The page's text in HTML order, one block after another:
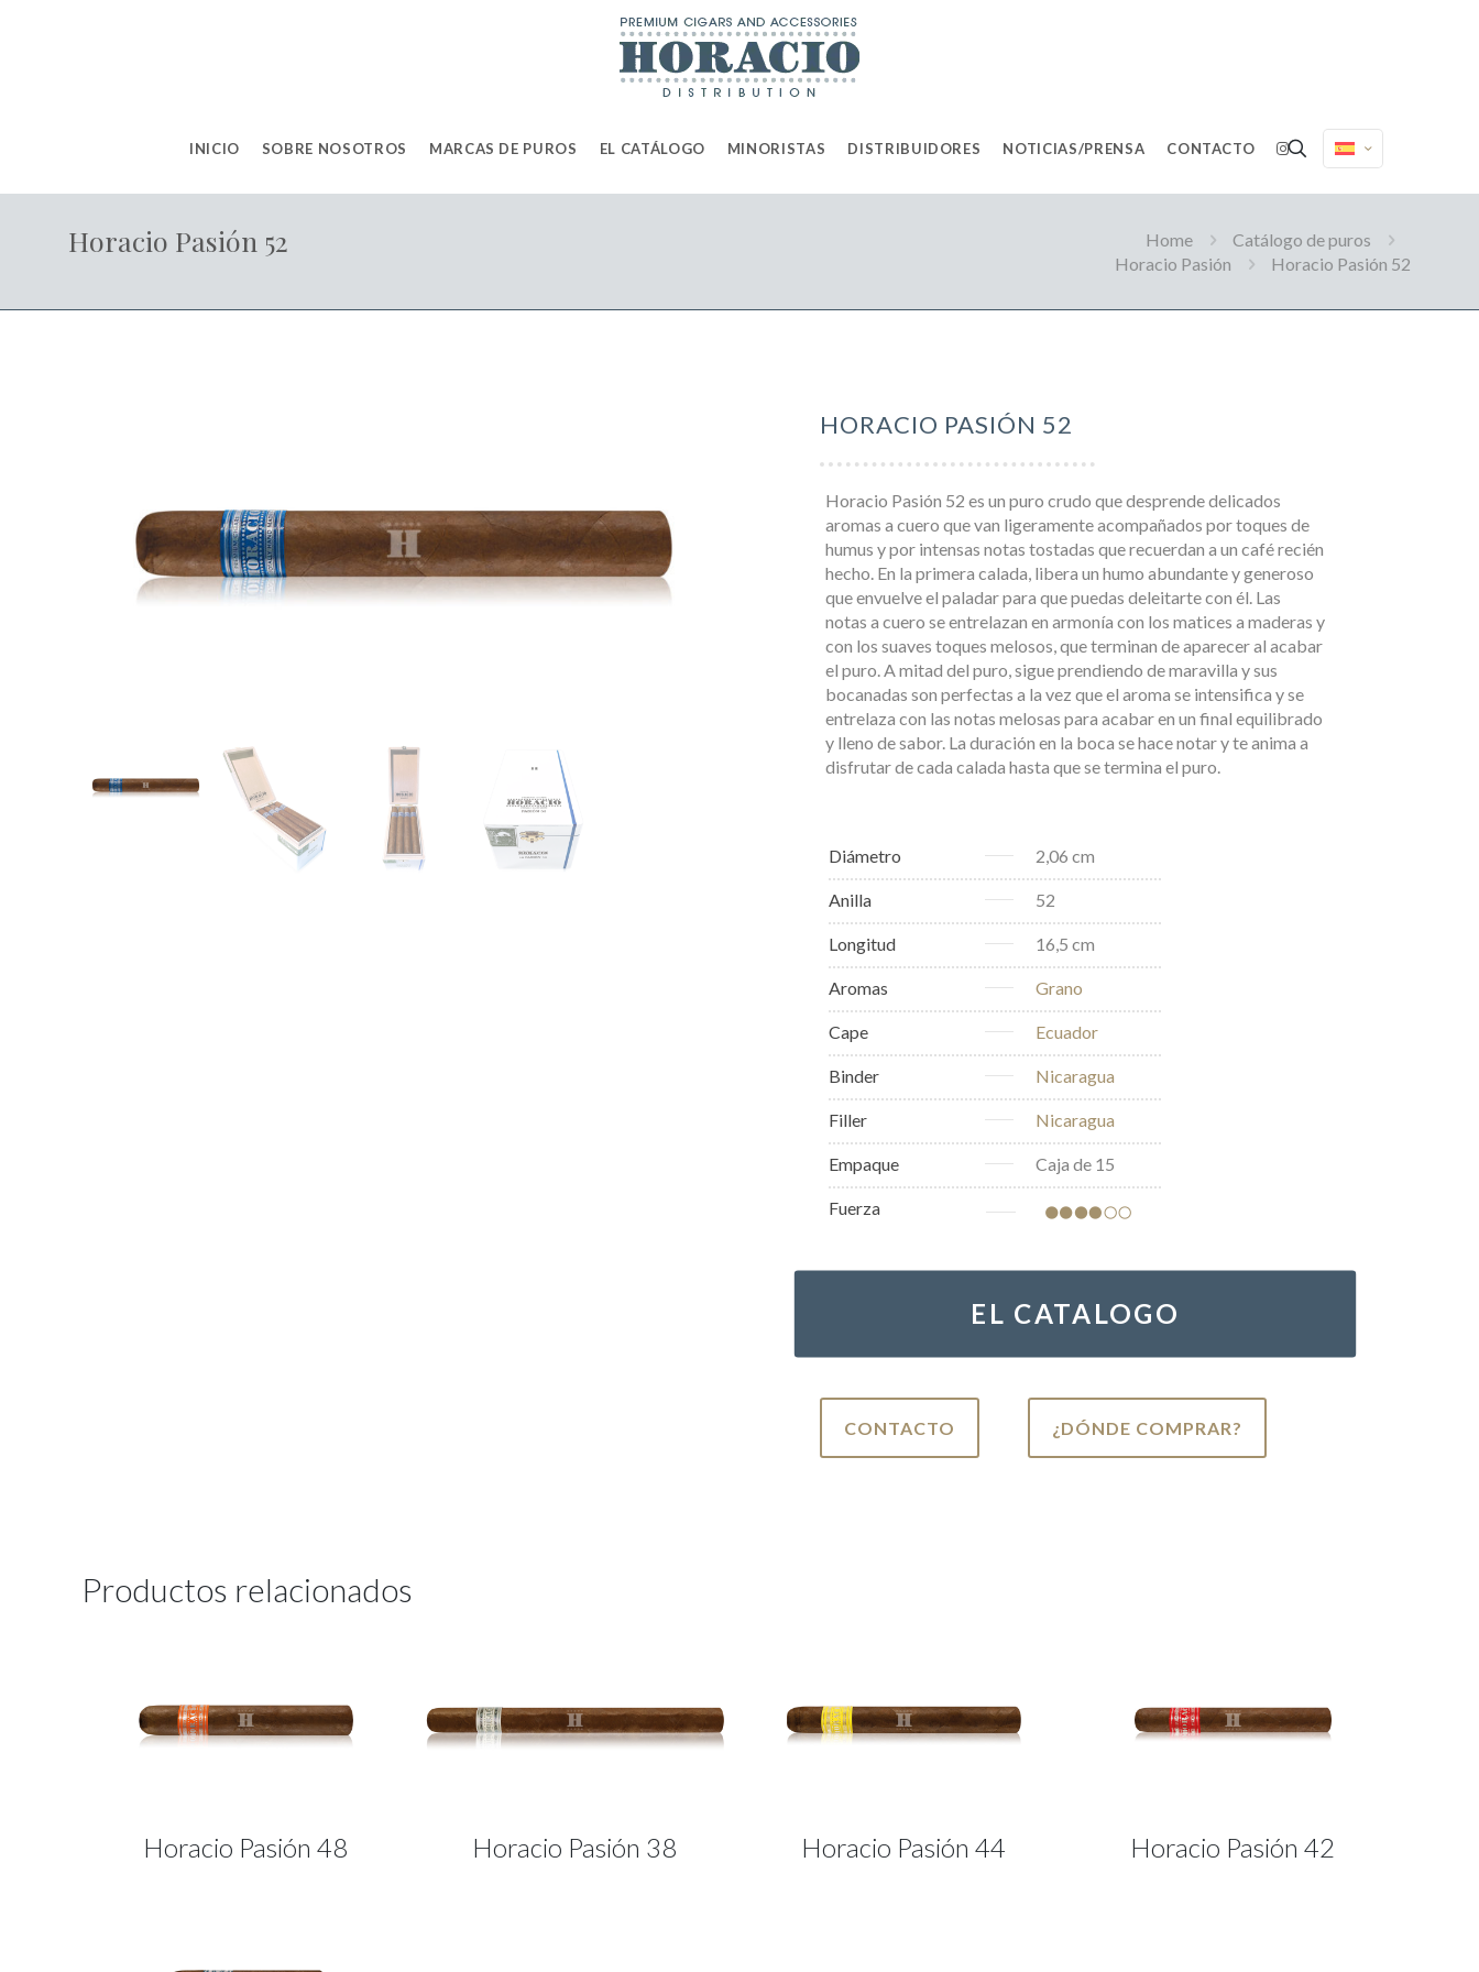
INICIO SOBRE NOSOTROS MARCAS DE PUROS EL CATÁLOGO MINORISTAS DISTRIBUIDORES NOTICIAS/PRENSA CONTACTO
Horacio Pasión 52 Home
Catálogo de puros
Horacio Pasión
Horacio Pasión 52
HORACIO PASIÓN 52
Horacio Pasión 52 es un puro crudo que desprende delicados
aromas a cuero que van ligeramente acompañados por toques de
humus y por intensas notas tostadas que recuerdan a un café recién
hecho. En la primera calada, libera un humo abundante y generoso
que envuelve el paladar para que puedas deleitarte con él. Las
notas a cuero se entrelazan en armonía con los matices a maderas y
con los suaves toques melosos, que terminan de aparecer al acabar
el puro. A mitad del puro, sigue prendiendo de maravilla y sus
bocanadas son perfectas a la vez que el aroma se intensifica y se
entrelaza con las notas melosas para acabar en un final equilibrado
y lleno de sabor. La duración en la boca se hace notar y te anima a
disfrutar de cada calada hasta que se termina el puro.
Diámetro 2,06 cm
Anilla 52
Longitud 16,5 cm
Aromas Grano
Cape Ecuador
Binder Nicaragua
Filler Nicaragua
Empaque Caja de 15
Fuerza
EL CATALOGO
CONTACTO ¿DÓNDE COMPRAR?
Productos relacionados
Horacio Pasión 48 Horacio Pasión 38 Horacio Pasión 44 Horacio Pasión 42